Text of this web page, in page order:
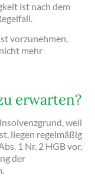
ist nach dem
vorzunehmen,
mehr
erwarten?
weil
liegen regelmäßig
1 Nr. 2 HGB vor,
der